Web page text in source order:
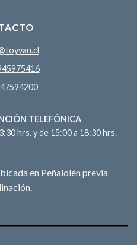
TELEFÓNICA
hrs. y de 15:00 a 18:30 hrs.
en Peñalolén previa